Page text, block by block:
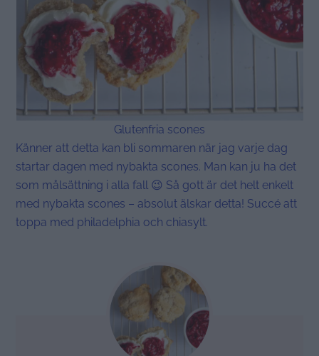
Glutenfria scones
Känner att detta kan bli sommaren när jag varje dag
startar dagen med nybakta scones. Man kan ju ha det
som målsättning i alla fall 😉 Så gott är det helt enkelt
med nybakta scones – absolut älskar detta! Succé att
toppa med philadelphia och chiasylt.